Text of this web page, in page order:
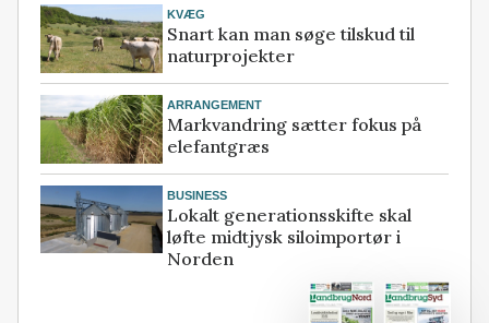
KVÆG
Snart kan man søge tilskud til
naturprojekter
ARRANGEMENT
Markvandring sætter fokus på
elefantgræs
BUSINESS
Lokalt generationsskifte skal
løfte midtjysk siloimportør i
Norden